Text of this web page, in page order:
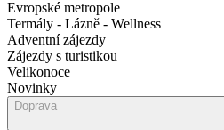
Evropské metropole
Termály - Lázně - Wellness
Adventní zájezdy
Zájezdy s turistikou
Velikonoce
Novinky
Doprava